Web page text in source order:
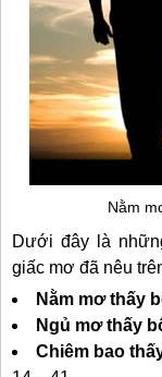
Nằm
Dưới đây là
giấc mơ đã nêu
Nằm mơ thấy
Ngủ mơ thấy
Chiêm bao